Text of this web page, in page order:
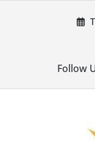
Follow